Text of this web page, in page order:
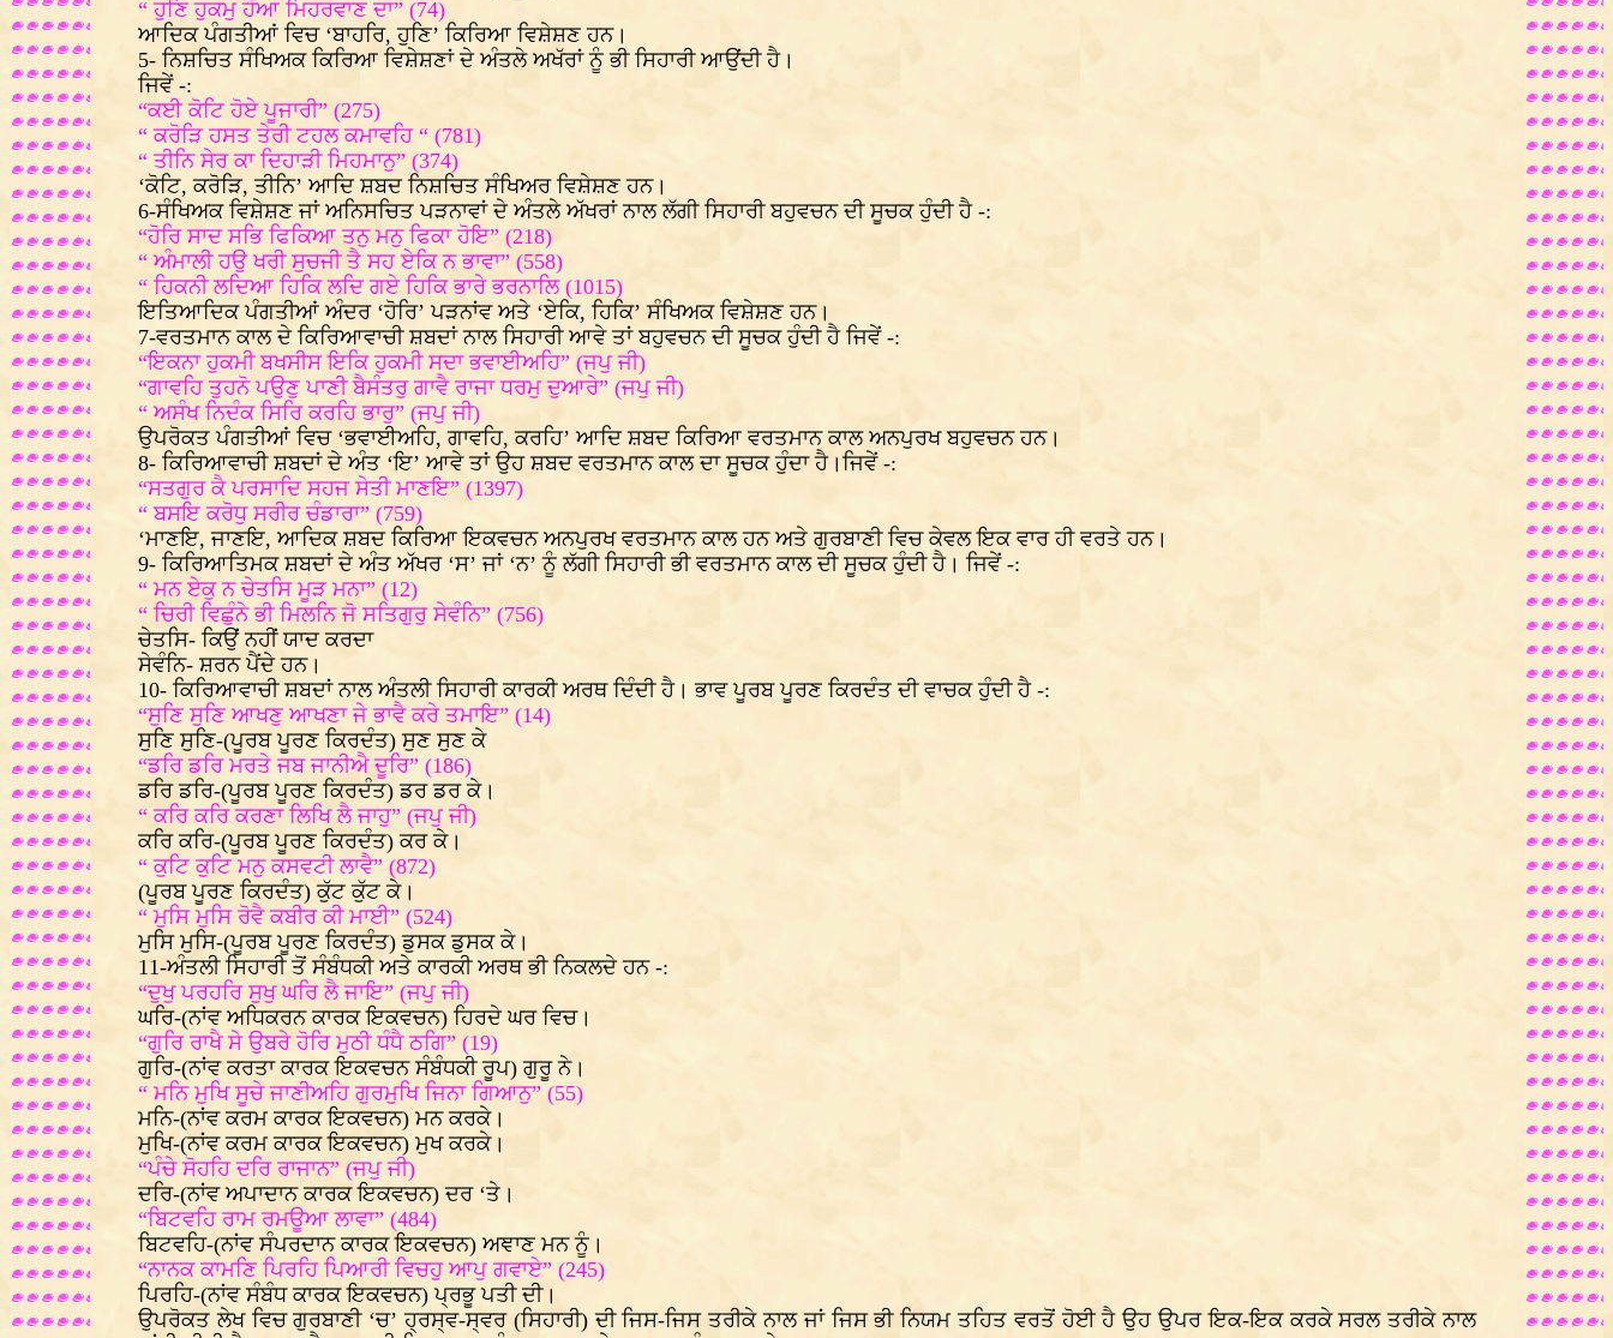
“ ਹੁਣਿ ਹੁਕਮੁ ਹੋਆ ਮਿਹਰਵਾਣ ਦਾ” (74)
ਆਦਿਕ ਪੰਗਤੀਆਂ ਵਿਚ ‘ਬਾਹਰਿ, ਹੁਣਿ’ ਕਿਰਿਆ ਵਿਸ਼ੇਸ਼ਣ ਹਨ।
5- ਨਿਸ਼ਚਿਤ ਸੰਖਿਅਕ ਕਿਰਿਆ ਵਿਸ਼ੇਸ਼ਣਾਂ ਦੇ ਅੰਤਲੇ ਅਖੱਰਾਂ ਨੂੰ ਭੀ ਸਿਹਾਰੀ ਆਉਂਦੀ ਹੈ।
ਜਿਵੇਂ -:
“ਕਈ ਕੋਟਿ ਹੋਏ ਪੂਜਾਰੀ” (275)
“ ਕਰੋੜਿ ਹਸਤ ਤੇਰੀ ਟਹਲ ਕਮਾਵਹਿ “ (781)
“ ਤੀਨਿ ਸੇਰ ਕਾ ਦਿਹਾੜੀ ਮਿਹਮਾਨੁ” (374)
‘ਕੋਟਿ, ਕਰੋੜਿ, ਤੀਨਿ’ ਆਦਿ ਸ਼ਬਦ ਨਿਸ਼ਚਿਤ ਸੰਖਿਅਰ ਵਿਸ਼ੇਸ਼ਣ ਹਨ।
6-ਸੰਖਿਅਕ ਵਿਸ਼ੇਸ਼ਣ ਜਾਂ ਅਨਿਸਚਿਤ ਪੜਨਾਵਾਂ ਦੇ ਅੰਤਲੇ ਅੱਖਰਾਂ ਨਾਲ ਲੱਗੀ ਸਿਹਾਰੀ ਬਹੁਵਚਨ ਦੀ ਸੂਚਕ ਹੁੰਦੀ ਹੈ -:
“ਹੋਰਿ ਸਾਦ ਸਭਿ ਫਿਕਿਆ ਤਨੁ ਮਨੁ ਫਿਕਾ ਹੋਇ” (218)
“ ਅੰਮਾਲੀ ਹਉ ਖਰੀ ਸੁਚਜੀ ਤੈ ਸਹ ਏਕਿ ਨ ਭਾਵਾ” (558)
“ ਹਿਕਨੀ ਲਦਿਆ ਹਿਕਿ ਲਦਿ ਗਏ ਹਿਕਿ ਭਾਰੇ ਭਰਨਾਲਿ (1015)
ਇਤਿਆਦਿਕ ਪੰਗਤੀਆਂ ਅੰਦਰ ‘ਹੋਰਿ’ ਪੜਨਾਂਵ ਅਤੇ ‘ਏਕਿ, ਹਿਕਿ’ ਸੰਖਿਅਕ ਵਿਸ਼ੇਸ਼ਣ ਹਨ।
7-ਵਰਤਮਾਨ ਕਾਲ ਦੇ ਕਿਰਿਆਵਾਚੀ ਸ਼ਬਦਾਂ ਨਾਲ ਸਿਹਾਰੀ ਆਵੇ ਤਾਂ ਬਹੁਵਚਨ ਦੀ ਸੂਚਕ ਹੁੰਦੀ ਹੈ ਜਿਵੇਂ -:
“ਇਕਨਾ ਹੁਕਮੀ ਬਖਸੀਸ ਇਕਿ ਹੁਕਮੀ ਸਦਾ ਭਵਾਈਅਹਿ” (ਜਪੁ ਜੀ)
“ਗਾਵਹਿ ਤੁਹਨੋ ਪਉਣੁ ਪਾਣੀ ਬੈਸੰਤਰੁ ਗਾਵੈ ਰਾਜਾ ਧਰਮੁ ਦੁਆਰੇ” (ਜਪੁ ਜੀ)
“ ਅਸੰਖ ਨਿਦੰਕ ਸਿਰਿ ਕਰਹਿ ਭਾਰੁ” (ਜਪੁ ਜੀ)
ਉਪਰੋਕਤ ਪੰਗਤੀਆਂ ਵਿਚ ‘ਭਵਾਈਅਹਿ, ਗਾਵਹਿ, ਕਰਹਿ’ ਆਦਿ ਸ਼ਬਦ ਕਿਰਿਆ ਵਰਤਮਾਨ ਕਾਲ ਅਨਪੁਰਖ ਬਹੁਵਚਨ ਹਨ।
8- ਕਿਰਿਆਵਾਚੀ ਸ਼ਬਦਾਂ ਦੇ ਅੰਤ ‘ਇ’ ਆਵੇ ਤਾਂ ਉਹ ਸ਼ਬਦ ਵਰਤਮਾਨ ਕਾਲ ਦਾ ਸੂਚਕ ਹੁੰਦਾ ਹੈ।ਜਿਵੇਂ -:
“ਸਤਗੁਰ ਕੈ ਪਰਸਾਦਿ ਸਹਜ ਸੇਤੀ ਮਾਣਇ” (1397)
“ ਬਸਇ ਕਰੋਧੁ ਸਰੀਰ ਚੰਡਾਰਾ” (759)
‘ਮਾਣਇ, ਜਾਣਇ, ਆਦਿਕ ਸ਼ਬਦ ਕਿਰਿਆ ਇਕਵਚਨ ਅਨਪੁਰਖ ਵਰਤਮਾਨ ਕਾਲ ਹਨ ਅਤੇ ਗੁਰਬਾਣੀ ਵਿਚ ਕੇਵਲ ਇਕ ਵਾਰ ਹੀ ਵਰਤੇ ਹਨ।
9- ਕਿਰਿਆਤਿਮਕ ਸ਼ਬਦਾਂ ਦੇ ਅੰਤ ਅੱਖਰ ‘ਸ’ ਜਾਂ ‘ਨ’ ਨੂੰ ਲੱਗੀ ਸਿਹਾਰੀ ਭੀ ਵਰਤਮਾਨ ਕਾਲ ਦੀ ਸੂਚਕ ਹੁੰਦੀ ਹੈ। ਜਿਵੇਂ -:
“ ਮਨ ਏਕੁ ਨ ਚੇਤਸਿ ਮੂੜ ਮਨਾ” (12)
“ ਚਿਰੀ ਵਿਛੁੰਨੇ ਭੀ ਮਿਲਨਿ ਜੋ ਸਤਿਗੁਰੁ ਸੇਵੰਨਿ” (756)
ਚੇਤਸਿ- ਕਿਉਂ ਨਹੀਂ ਯਾਦ ਕਰਦਾ
ਸੇਵੰਨਿ- ਸ਼ਰਨ ਪੈਂਦੇ ਹਨ।
10- ਕਿਰਿਆਵਾਚੀ ਸ਼ਬਦਾਂ ਨਾਲ ਅੰਤਲੀ ਸਿਹਾਰੀ ਕਾਰਕੀ ਅਰਥ ਦਿੰਦੀ ਹੈ। ਭਾਵ ਪੂਰਬ ਪੂਰਣ ਕਿਰਦੰਤ ਦੀ ਵਾਚਕ ਹੁੰਦੀ ਹੈ -:
“ਸੁਣਿ ਸੁਣਿ ਆਖਣੁ ਆਖਣਾ ਜੇ ਭਾਵੈ ਕਰੇ ਤਮਾਇ” (14)
ਸੁਣਿ ਸੁਣਿ-(ਪੂਰਬ ਪੂਰਣ ਕਿਰਦੰਤ) ਸੁਣ ਸੁਣ ਕੇ
“ਡਰਿ ਡਰਿ ਮਰਤੇ ਜਬ ਜਾਨੀਐ ਦੂਰਿ” (186)
ਡਰਿ ਡਰਿ-(ਪੂਰਬ ਪੂਰਣ ਕਿਰਦੰਤ) ਡਰ ਡਰ ਕੇ।
“ ਕਰਿ ਕਰਿ ਕਰਣਾ ਲਿਖਿ ਲੈ ਜਾਹੁ” (ਜਪੁ ਜੀ)
ਕਰਿ ਕਰਿ-(ਪੂਰਬ ਪੂਰਣ ਕਿਰਦੰਤ) ਕਰ ਕੇ।
“ ਕੁਟਿ ਕੁਟਿ ਮਨੁ ਕਸਵਟੀ ਲਾਵੈ” (872)
(ਪੂਰਬ ਪੂਰਣ ਕਿਰਦੰਤ) ਕੁੱਟ ਕੁੱਟ ਕੇ।
“ ਮੁਸਿ ਮੁਸਿ ਰੋਵੈ ਕਬੀਰ ਕੀ ਮਾਈ” (524)
ਮੁਸਿ ਮੁਸਿ-(ਪੂਰਬ ਪੂਰਣ ਕਿਰਦੰਤ) ਡੁਸਕ ਡੁਸਕ ਕੇ।
11-ਅੰਤਲੀ ਸਿਹਾਰੀ ਤੋਂ ਸੰਬੰਧਕੀ ਅਤੇ ਕਾਰਕੀ ਅਰਥ ਭੀ ਨਿਕਲਦੇ ਹਨ -:
“ਦੁਖੁ ਪਰਹਰਿ ਸੁਖੁ ਘਰਿ ਲੈ ਜਾਇ” (ਜਪੁ ਜੀ)
ਘਰਿ-(ਨਾਂਵ ਅਧਿਕਰਨ ਕਾਰਕ ਇਕਵਚਨ) ਹਿਰਦੇ ਘਰ ਵਿਚ।
“ਗੁਰਿ ਰਾਖੈ ਸੇ ਉਬਰੇ ਹੋਰਿ ਮੁਠੀ ਧੰਧੈ ਠਗਿ” (19)
ਗੁਰਿ-(ਨਾਂਵ ਕਰਤਾ ਕਾਰਕ ਇਕਵਚਨ ਸੰਬੰਧਕੀ ਰੂਪ) ਗੁਰੂ ਨੇ।
“ ਮਨਿ ਮੁਖਿ ਸੂਚੇ ਜਾਣੀਅਹਿ ਗੁਰਮੁਖਿ ਜਿਨਾ ਗਿਆਨੁ” (55)
ਮਨਿ-(ਨਾਂਵ ਕਰਮ ਕਾਰਕ ਇਕਵਚਨ) ਮਨ ਕਰਕੇ।
ਮੁਖਿ-(ਨਾਂਵ ਕਰਮ ਕਾਰਕ ਇਕਵਚਨ) ਮੁਖ ਕਰਕੇ।
“ਪੰਚੇ ਸੋਹਹਿ ਦਰਿ ਰਾਜਾਨ” (ਜਪੁ ਜੀ)
ਦਰਿ-(ਨਾਂਵ ਅਪਾਦਾਨ ਕਾਰਕ ਇਕਵਚਨ) ਦਰ ‘ਤੇ।
“ਬਿਟਵਹਿ ਰਾਮ ਰਮਊਆ ਲਾਵਾ” (484)
ਬਿਟਵਹਿ-(ਨਾਂਵ ਸੰਪਰਦਾਨ ਕਾਰਕ ਇਕਵਚਨ) ਅਞਾਣ ਮਨ ਨੂੰ।
“ਨਾਨਕ ਕਾਮਣਿ ਪਿਰਹਿ ਪਿਆਰੀ ਵਿਚਹੁ ਆਪੁ ਗਵਾਏ” (245)
ਪਿਰਹਿ-(ਨਾਂਵ ਸੰਬੰਧ ਕਾਰਕ ਇਕਵਚਨ) ਪ੍ਰਭੂ ਪਤੀ ਦੀ।
ਉਪਰੋਕਤ ਲੇਖ ਵਿਚ ਗੁਰਬਾਣੀ ‘ਚ’ ਹ੍ਰਸ੍ਵ-ਸ੍ਵਰ (ਸਿਹਾਰੀ) ਦੀ ਜਿਸ-ਜਿਸ ਤਰੀਕੇ ਨਾਲ ਜਾਂ ਜਿਸ ਭੀ ਨਿਯਮ ਤਹਿਤ ਵਰਤੋਂ ਹੋਈ ਹੈ ਉਹ ਉਪਰ ਇਕ-ਇਕ ਕਰਕੇ ਸਰਲ ਤਰੀਕੇ ਨਾਲ